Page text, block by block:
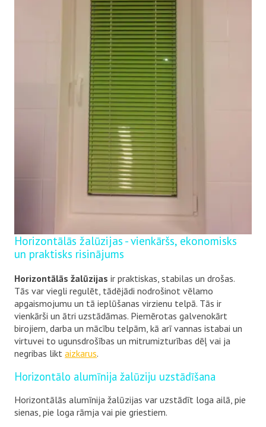
Horizontālās žalūzijas - vienkāršs, ekonomisks
un praktisks risinājums
Horizontālās žalūzijas ir praktiskas, stabilas un drošas.
Tās var viegli regulēt, tādējādi nodrošinot vēlamo
apgaismojumu un tā ieplūšanas virzienu telpā. Tās ir
vienkārši un ātri uzstādāmas. Piemērotas galvenokārt
birojiem, darba un mācību telpām, kā arī vannas istabai un
virtuvei to ugunsdrošības un mitrumizturības dēļ vai ja
negribas liktaizkarus.
Horizontālo alumīnija žalūziju uzstādīšana
Horizontālās alumīnija žalūzijas var uzstādīt loga ailā, pie
sienas, pie loga rāmja vai pie griestiem.